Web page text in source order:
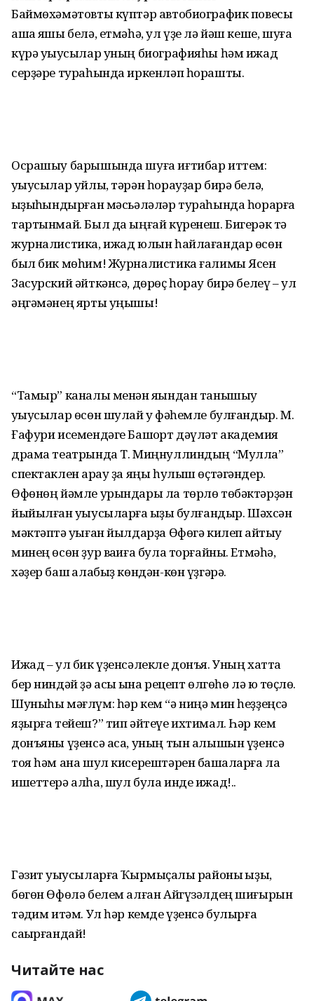
Баймөхәмәтовты күптәр автобиографик повесы
аша яҡшы белә, етмәһә, ул үҙе лә йәш кеше, шуға
күрә уҡыусылар уның биографияһы һәм ижад
серҙәре тураһында иркенләп һорашты.
Осрашыу барышында шуға иғтибар иттем:
уҡыусылар уйлы, тәрән һорауҙар бирә белә,
ҡыҙыҡһындырған мәсьә­ләләр тураһында һорарға
тартынмай. Был да ыңғай күренеш. Бигерәк тә
журналистика, ижад юлын һайлағандар өсөн
был бик мөһим! Журналистика ғалимы Ясен
Засурский әйткәнсә, дөрөҫ һорау бирә белеү – ул
әңгәмәнең ярты уңышы!
“Тамыр” каналы менән яҡындан танышыу
уҡыусылар өсөн шулай уҡ фә­һемле булғандыр. М.
Ғафури исе­мендәге Башҡорт дәүләт академия
драма театрында Т. Миңнуллиндың “Мулла”
спектаклен ҡарау ҙа яңы һулыш өҫтәгәндер.
Өфөнөң йәмле урындары ла төрлө төбәктәрҙән
йыйылған уҡыусыларға ҡы­ҙыҡ булғандыр. Шәхсән
мәктәптә уҡыған йылдарҙа Өфөгә килеп ҡайтыу
минең өсөн ҙур ваҡиға була торғайны. Етмәһә,
хәҙер баш ҡалабыҙ көндән-көн үҙгәрә.
Ижад – ул бик үҙенсәлекле донъя. Уның хатта
бер ниндәй ҙә асыҡ ҡына рецепт өлгөһө лә юҡ төҫлө.
Шуныһы мәғлүм: һәр кем “ә ниңә мин һеҙҙеңсә
яҙырға тейеш?” тип әйтеүе ихтимал. Һәр кем
донъяны үҙенсә аса, уның тын алышын үҙенсә
тоя һәм ана шул кисерештәрен башҡаларға ла
ишеттерә алһа, шул була инде ижад!..
Гәзит уҡыусыларға Ҡырмыҫҡалы районы ҡыҙы,
бөгөн Өфөлә белем алған Айгүзәлдең шиғырын
тәҡдим итәм. Ул һәр кемде үҙенсә булырға
саҡырғандай!
Читайте нас